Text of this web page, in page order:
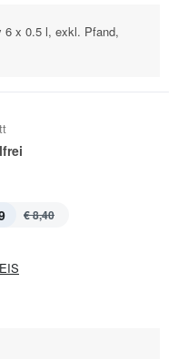
6 x 0.5 l, exkl. Pfand,
€ 8,40